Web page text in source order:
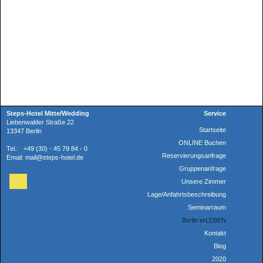
Steps-Hotel Mitte/Wedding
Liebenwalder Straße 22
13347 Berlin
Tel.: +49 (30) - 45 79 84 - 0
Email: mail@steps-hotel.de
Service
Startseite
ONLINE Buchen
Reservierungsanfrage
Gruppenanfrage
Unsere Zimmer
Lage/Anfahrtsbeschreibung
Seminarraum
Berlin erLEBEN
Kontakt
Blog
2020